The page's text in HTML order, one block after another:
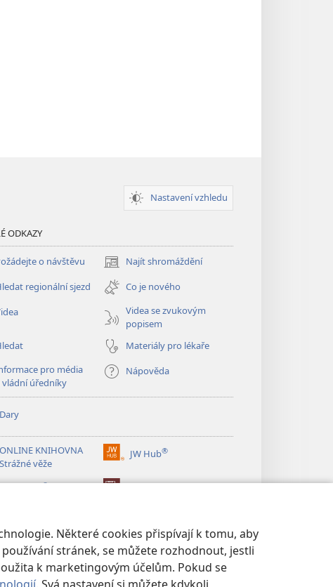
Některé cookies přispívají k tomu, aby
stránek, se můžete rozhodnout, jestli
k marketingovým účelům. Pokud se
Nastavení vzhledu
ODKAZY
o návštěvu Najít shromáždění
(otevřeno
nové
okno)
regionální sjezd
Co je nového
Videa se zvukovým
popisem
Materiály pro lékaře
pro média
vládní úředníky
Nápověda
Dary
ONLINE KNIHOVNA
Strážné věže
JW Hub®
(otevřeno
okno)
®